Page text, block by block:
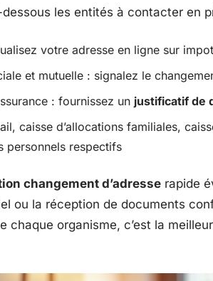
les entités à contacter en
votre adresse en ligne sur
et mutuelle : signalez le
: fournissez un justificatif de
caisse d’allocations familiales,
personnels respectifs
changement d’adresse rapide
ou la réception de documents
chaque organisme, c’est la